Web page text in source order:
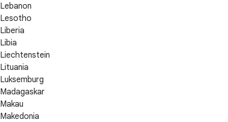
Lebanon
Lesotho
Liberia
Libia
Liechtenstein
Lituania
Luksemburg
Madagaskar
Makau
Makedonia